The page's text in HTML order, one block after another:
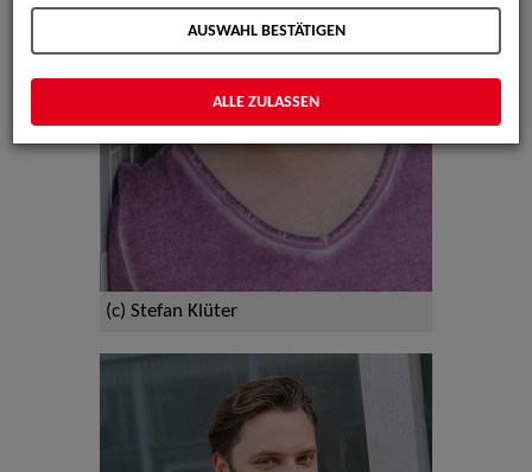
(c) Stefan Klüter
AUSWAHL BESTÄTIGEN
ALLE ZULASSEN